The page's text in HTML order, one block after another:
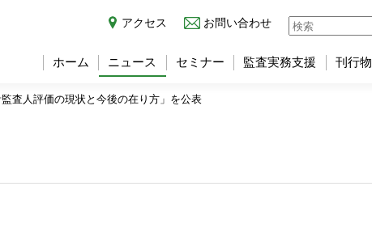
ホーム ニュース セミナー 監査実務支援 刊行物
アクセス お問い合わせ
監査人評価の現状と今後の在り方」を公表